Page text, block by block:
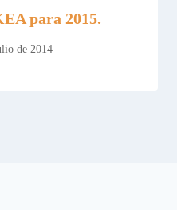
para 2015.
de 2014